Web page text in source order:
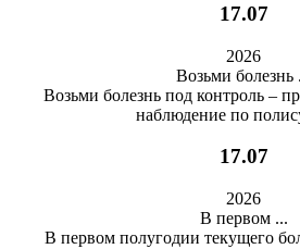
17.07
2026
Возьми болезнь
Возьми болезнь под контроль –
наблюдение по
17.07
2026
В первом ...
В первом полугодии текущего